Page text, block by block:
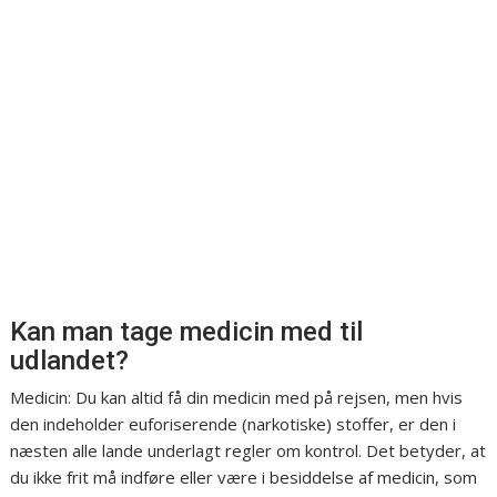
Kan man tage medicin med til
udlandet?
Medicin: Du kan altid få din medicin med på rejsen, men hvis
den indeholder euforiserende (narkotiske) stoffer, er den i
næsten alle lande underlagt regler om kontrol. Det betyder, at
du ikke frit må indføre eller være i besiddelse af medicin, som